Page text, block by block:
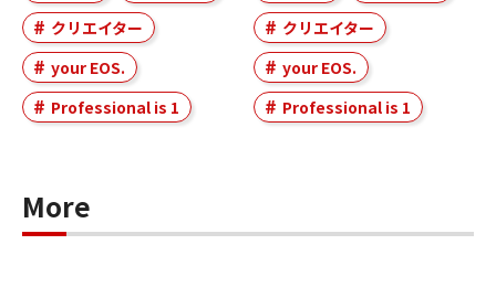
クリエイター
your EOS.
Professional is 1
クリエイター
your EOS.
Professional is 1
More